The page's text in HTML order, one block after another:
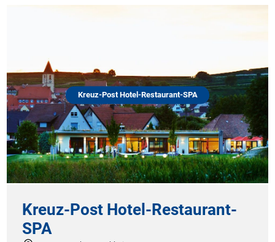
Kreuz-Post Hotel-Restaurant-SPA
Kreuz-Post Hotel-Restaurant-
SPA